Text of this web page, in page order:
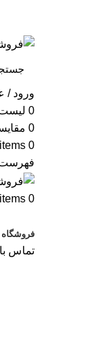
ورود /
0 لیست
0
0
items
0
items
فروشگاه
تماس